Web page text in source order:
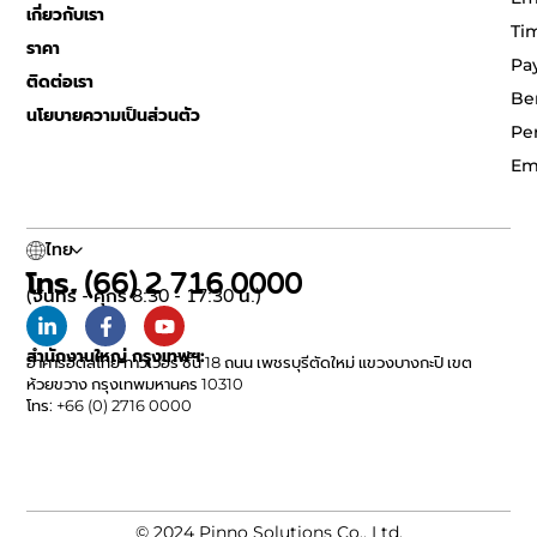
เกี่ยวกับเรา
ราคา
ติดต่อเรา
นโยบายความเป็นส่วนตัว
ไทย
โทร. (66) 2 716 0000
(จันทร์ - ศุกร์ 8:30 - 17:30 น.)
สำนักงานใหญ่ กรุงเทพฯ:
อาคารอิตัลไทย ทาวเวอร์ ชั้น 18 ถนน เพชรบุรีตัดใหม่ แขวงบางกะปิ เขต
ห้วยขวาง กรุงเทพมหานคร 10310
โทร: +66 (0) 2716 0000
© 2024 Pinno Solutions Co., Ltd.